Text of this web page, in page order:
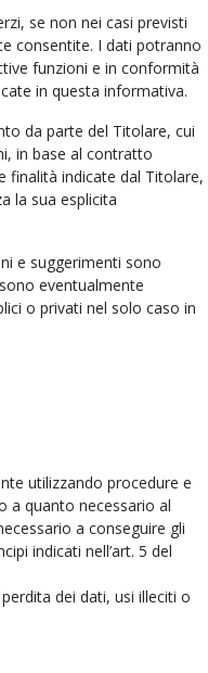
se non nei casi previsti
consentite. I dati potranno
funzioni e in conformità
in questa informativa.
da parte del Titolare, cui
in base al contratto
finalità indicate dal Titolare,
la sua esplicita
e suggerimenti sono
eventualmente
o privati nel solo caso in
utilizzando procedure e
a quanto necessario al
a conseguire gli
indicati nell’art. 5 del
dei dati, usi illeciti o